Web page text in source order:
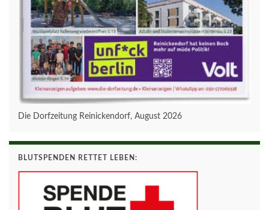
Die Dorfzeitung Reinickendorf, August 2026
BLUTSPENDEN RETTET LEBEN: